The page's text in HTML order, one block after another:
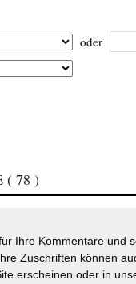
oder
( 78 )
Ihre Kommentare und
Zuschriften können
erscheinen oder in